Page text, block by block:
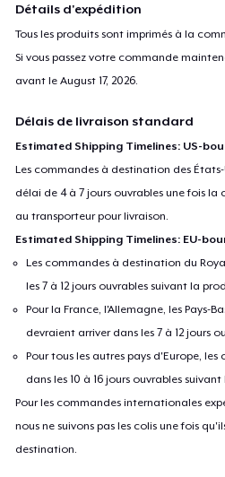
Détails d'expédition
Tous les produits sont imprimés à la
Si vous passez votre commande
avant leAugust 17, 2026.
Délais de livraison standard
Estimated Shipping Timelines: US-
Les commandes à destination des
délai de 4 à 7 jours ouvrables une fois
au transporteur pour livraison.
Estimated Shipping Timelines: EU-
Les commandes à destination du
les 7 à 12 jours ouvrables suivant la
Pour la France, l'Allemagne, les Pays-
devraient arriver dans les 7 à 12 jours
Pour tous les autres pays d'Europe,
dans les 10 à 16 jours ouvrables
Pour les commandes internationales
nous ne suivons pas les colis une fois
destination.